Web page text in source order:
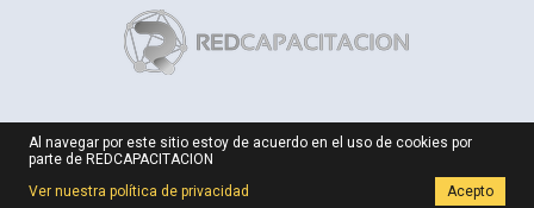
Al navegar por este sitio estoy de acuerdo en el uso de cookies por
parte de REDCAPACITACION
Ver nuestra política de privacidad
Acepto